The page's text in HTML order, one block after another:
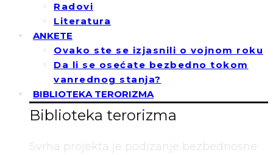
Radovi
Literatura
ANKETE
Ovako ste se izjasnili o vojnom roku
Da li se osećate bezbedno tokom
vanrednog stanja?
BIBLIOTEKA TERORIZMA
Biblioteka terorizma
Svrha projekta je podizanje bezbednosne